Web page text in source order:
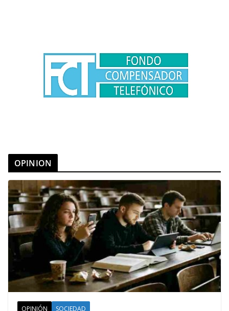
OPINION
OPINIÓN SOCIEDAD